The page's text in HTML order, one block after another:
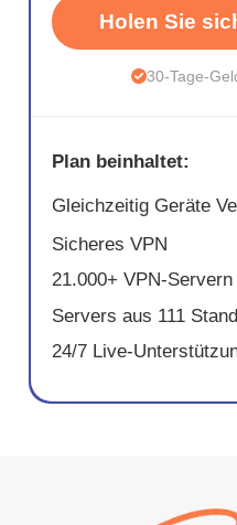
Holen Sie
30-Tage-
Plan beinhaltet:
Gleichzeitig Geräte
Sicheres VPN
21.000+ VPN-Servern
Servers aus 111
24/7 Live-